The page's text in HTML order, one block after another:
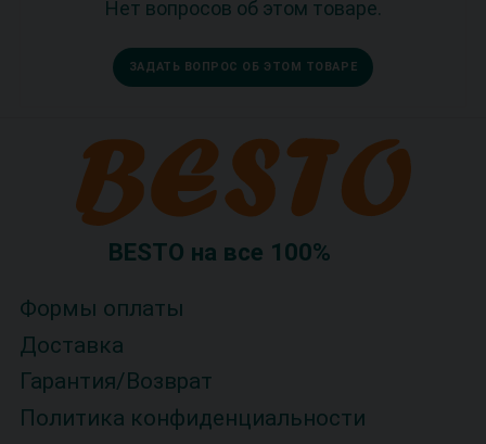
Нет вопросов об этом товаре.
ЗАДАТЬ ВОПРОС ОБ ЭТОМ ТОВАРЕ
BESTO на все 100%
Формы оплаты
Доставка
Гарантия/Возврат
Политика конфиденциальности